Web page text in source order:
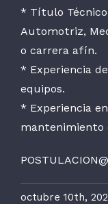
* Título
Automotriz,
o carrera afín.
* Experiencia
equipos.
* Experiencia
mantenimiento
octubre 10th,